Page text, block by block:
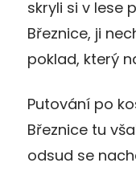
skryli si v lese
Březnice, ji
poklad, který
Putování po
Březnice tu
odsud se